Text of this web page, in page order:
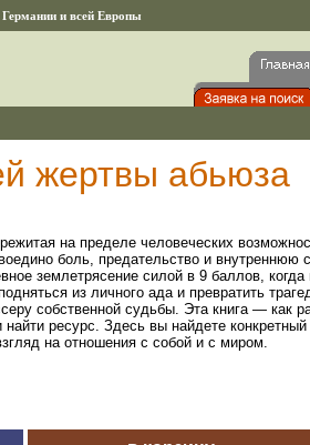
и всей Европы
жертвы абьюза
на пределе человеческих
боль, предательство и внутреннюю
землетрясение силой в 9 баллов,
из личного ада и превратить
собственной судьбы. Эта книга — как
ресурс. Здесь вы найдете
на отношения с собой и с миром.